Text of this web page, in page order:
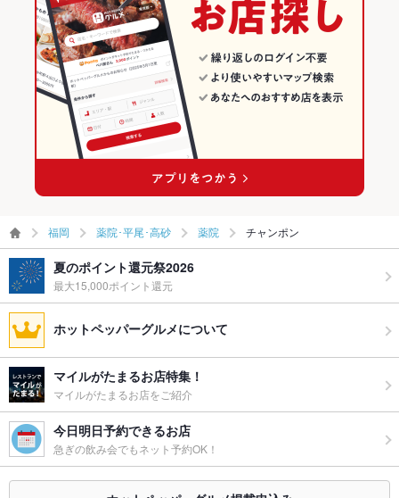
福岡 薬院･平尾･高砂 薬院 チャンポン
夏のポイント還元祭2026
最大15,000ポイント還元
ホットペッパーグルメについて
マイルがたまるお店特集！
マイルがたまるお店をご紹介
今日明日予約できるお店
急ぎの飲み会でもネット予約OK！